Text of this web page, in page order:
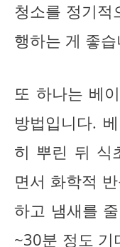
청소를 정기적
행하는 게 좋
또 하나는 베
방법입니다.
히 뿌린 뒤 식
면서 화학적
하고 냄새를
~30분 정도 기